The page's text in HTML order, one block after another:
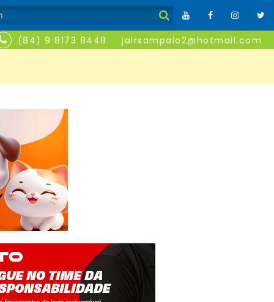
(84) 9 8173 8448 jairsampaio2@hotmail.com